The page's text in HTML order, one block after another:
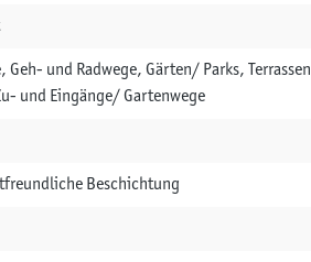
und Radwege, Gärten/ Parks,
und Eingänge/ Gartenwege
Beschichtung